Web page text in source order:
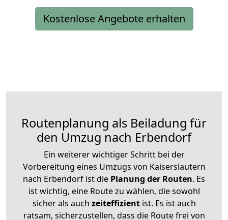
Kostenlose Angebote erhalten
Routenplanung als Beiladung für
den Umzug nach Erbendorf
Ein weiterer wichtiger Schritt bei der
Vorbereitung eines Umzugs von Kaiserslautern
nach Erbendorf ist die Planung der Routen. Es
ist wichtig, eine Route zu wählen, die sowohl
sicher als auch zeiteffizientist. Es ist auch
ratsam, sicherzustellen, dass die Route frei von